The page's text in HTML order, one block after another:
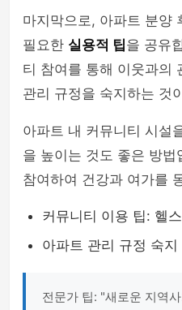
마지막으로, 아파트 분양
필요한 실용적 팁을 공유
티 참여를 통해 이웃과의
관리 규정을 숙지하는 것
아파트 내 커뮤니티 시설
을 높이는 것도 좋은 방법
참여하여 건강과 여가를
커뮤니티 이용 팁: 헬
아파트 관리 규정 숙지
전문가 팁: "새로운 지역